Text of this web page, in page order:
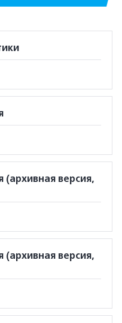
(архивная версия,
(архивная версия,